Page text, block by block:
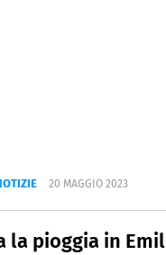
20 MAGGIO 2023
la pioggia in